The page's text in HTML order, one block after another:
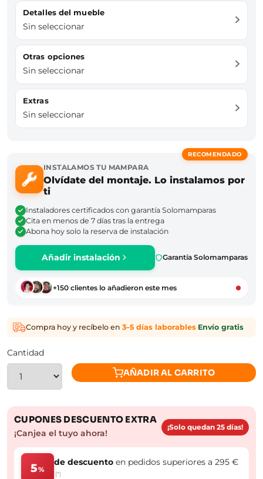
Detalles del mueble
Sin seleccionar
Otras opciones
Sin seleccionar
Extras
Sin seleccionar
RECOMENDADO
INSTALAMOS TU MAMPARA
Olvídate del montaje. Lo instalamos por
ti
Instaladores certificados con garantía Solomamparas
Cita en menos de 7 días tras la entrega
Abona hoy solo la reserva de instalación
Añadir instalación Garantía Solomamparas
+150 clientes lo añadieron este mes
Compra hoy y recíbelo en 3–5 días laborables·Envío gratis
Cantidad
AÑADIR AL CARRITO
CUPONES DESCUENTO EXTRA
¡Canjea el tuyo ahora!
¡Solo quedan 25 días!
5%
de descuento en pedidos superiores a 295 €
(*)